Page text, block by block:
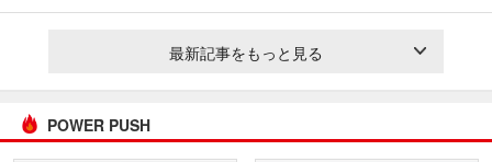
最新記事をもっと見る
POWER PUSH